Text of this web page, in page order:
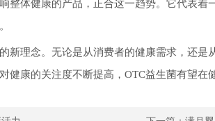
整体健康的产品，正合这一趋势。它代表着
新理念。无论是从消费者的健康需求，还是
康的关注度不断提高，OTC益生菌有望在